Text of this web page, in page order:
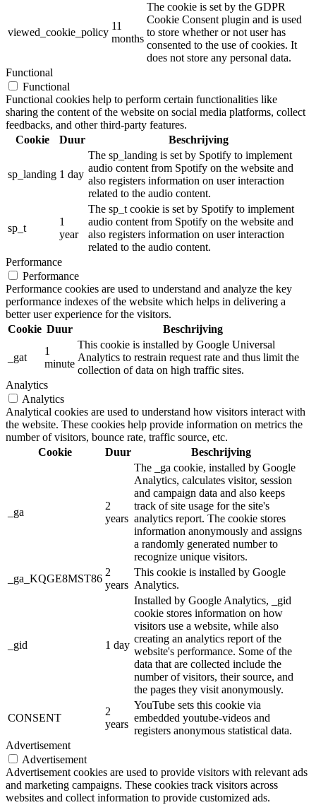
viewed_cookie_policy
11
months
The cookie is set by the GDPR
Cookie Consent plugin and is used
to store whether or not user has
consented to the use of cookies. It
does not store any personal data.
Functional
Functional
Functional cookies help to perform certain functionalities like
sharing the content of the website on social media platforms, collect
feedbacks, and other third-party features.
Cookie
Duur Beschrijving
sp_landing 1 day
The sp_landing is set by Spotify to implement
audio content from Spotify on the website and
also registers information on user interaction
related to the audio content.
sp_t
1
year
The sp_t cookie is set by Spotify to implement
audio content from Spotify on the website and
also registers information on user interaction
related to the audio content.
Performance
Performance
Performance cookies are used to understand and analyze the key
performance indexes of the website which helps in delivering a
better user experience for the visitors.
Cookie Duur Beschrijving
_gat
1
minute
This cookie is installed by Google Universal
Analytics to restrain request rate and thus limit the
collection of data on high traffic sites.
Analytics
Analytics
Analytical cookies are used to understand how visitors interact with
the website. These cookies help provide information on metrics the
number of visitors, bounce rate, traffic source, etc.
Cookie
Duur Beschrijving
_ga
2
years
The _ga cookie, installed by Google
Analytics, calculates visitor, session
and campaign data and also keeps
track of site usage for the site's
analytics report. The cookie stores
information anonymously and assigns
a randomly generated number to
recognize unique visitors.
_ga_KQGE8MST86
2
years
This cookie is installed by Google
Analytics.
_gid 1 day
Installed by Google Analytics, _gid
cookie stores information on how
visitors use a website, while also
creating an analytics report of the
website's performance. Some of the
data that are collected include the
number of visitors, their source, and
the pages they visit anonymously.
CONSENT
2
years
YouTube sets this cookie via
embedded youtube-videos and
registers anonymous statistical data.
Advertisement
Advertisement
Advertisement cookies are used to provide visitors with relevant ads
and marketing campaigns. These cookies track visitors across
websites and collect information to provide customized ads.